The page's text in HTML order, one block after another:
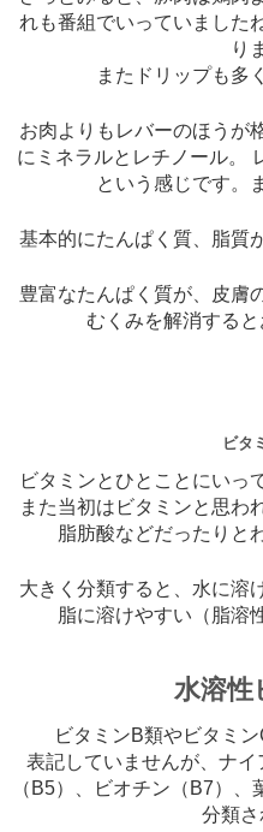
れも番組でいっていました
り
またドリップも多
お肉よりもレバーのほうが
にミネラルとレチノール。
という感じです。
基本的にたんぱく質、脂質
豊富なたんぱく質が、皮膚
むくみを解消すると
ビタ
ビタミンとひとことにいっ
また当初はビタミンと思わ
脂肪酸などだったりと
大きく分類すると、水に溶
脂に溶けやすい（脂溶
水溶性
ビタミンB類やビタミ
表記していませんが、ナ
（B5）、ビオチン（B7）
分類さ